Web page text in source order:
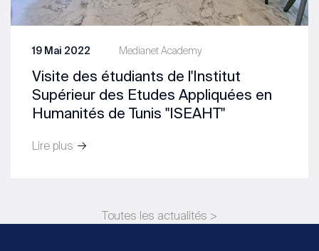
Medianet Academy
19 Mai 2022
Visite des étudiants de l'Institut
Supérieur des Etudes Appliquées en
Humanités de Tunis "ISEAHT"
Lire plus
Toutes les actualités >